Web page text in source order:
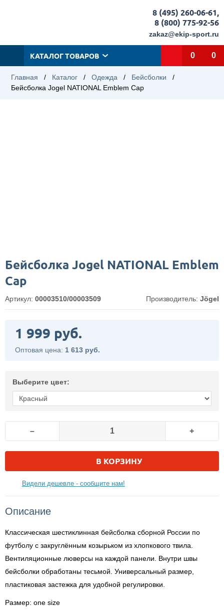
8 (495) 260-06-61,
8 (800) 775-92-56
zakaz@ekip-sport.ru
КАТАЛОГ ТОВАРОВ 0 0
Главная / Каталог / Одежда / Бейсболки
/
Бейсболка Jogel NATIONAL Emblem Cap
Бейсболка Jogel NATIONAL Emblem
Cap
Артикул: 00003510/00003509 Производитель: Jögel
1 999 руб.
Оптовая цена: 1 613 руб.
Выберите цвет:
– +
В КОРЗИНУ
Видели дешевле - сообщите нам!
Описание
Классическая шестиклинная бейсболка сборной России по
футболу с закруглённым козырьком из хлопкового твила.
Вентиляционные люверсы на каждой панели. Внутри швы
бейсболки обработаны тесьмой. Универсальный размер,
пластиковая застежка для удобной регулировки.
Размер: one size